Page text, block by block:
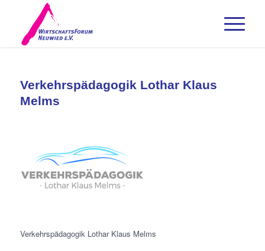
Verkehrspädagogik Lothar Klaus
Melms
Verkehrspädagogik Lothar Klaus Melms